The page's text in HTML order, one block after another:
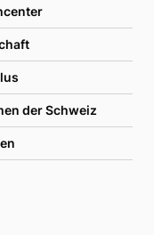
der Schweiz